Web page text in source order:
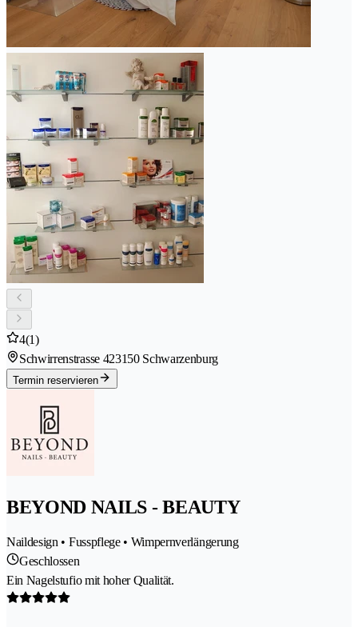
4(1)
Schwirrenstrasse 423150 Schwarzenburg
Termin reservieren
BEYOND NAILS - BEAUTY
Naildesign • Fusspflege • Wimpernverlängerung
Geschlossen
Ein Nagelstufio mit hoher Qualität.